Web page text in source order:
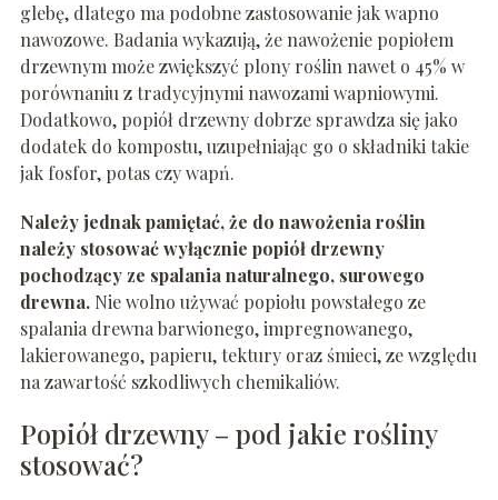
glebę, dlatego ma podobne zastosowanie jak wapno
nawozowe. Badania wykazują, że nawożenie popiołem
drzewnym może zwiększyć plony roślin nawet o 45% w
porównaniu z tradycyjnymi nawozami wapniowymi.
Dodatkowo, popiół drzewny dobrze sprawdza się jako
dodatek do kompostu, uzupełniając go o składniki takie
jak fosfor, potas czy wapń.
Należy jednak pamiętać, że do nawożenia roślin
należy stosować wyłącznie popiół drzewny
pochodzący ze spalania naturalnego, surowego
drewna.Nie wolno używać popiołu powstałego ze
spalania drewna barwionego, impregnowanego,
lakierowanego, papieru, tektury oraz śmieci, ze względu
na zawartość szkodliwych chemikaliów.
Popiół drzewny – pod jakie rośliny
stosować?